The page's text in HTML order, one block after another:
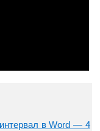
в Word — 4